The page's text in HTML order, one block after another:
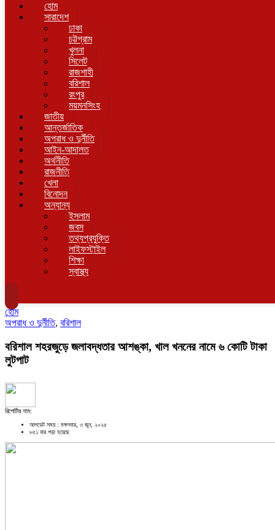
হোম
সারাদেশ
ঢাকা
চট্টগ্রাম
খুলনা
সিলেট
রাজশাহী
বরিশাল
রংপুর
ময়মনসিংহ
জাতীয়
আন্তর্জাতিক
অপরাধ ও দুর্নীতি
আইন-আদালত
অর্থনীতি
রাজনীতি
খেলা
বিনোদন
অন্যান্য
ইসলাম
জবস
তথ্যপ্রযুক্তি
লাইফস্টাইল
শিক্ষা
স্বাস্থ্য
হোম
অপরাধ ও দুর্নীতি, বরিশাল
বরিশাল শহরজুড়ে জলাবদ্ধতার আশঙ্কা, খাল খননের নামে ৬ কোটি টাকা
লুটপাট
রিপোর্টার নাম:
আপডেট সময় : মঙ্গলবার, ৩ জুন, ২০২৫
৮৫১ বার পড়া হয়েছে